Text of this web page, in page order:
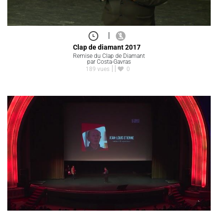
|
Clap de diamant 2017
Remise du Clap de Diamant
par Costa-Gavras
189 vues
0